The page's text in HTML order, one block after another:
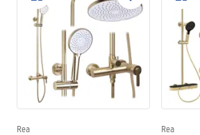
Rea Rea